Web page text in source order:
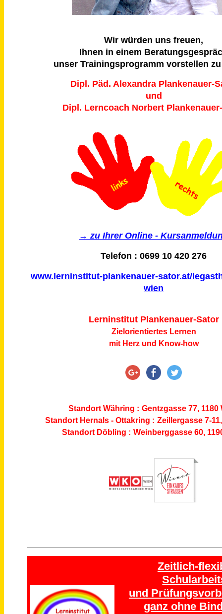
Wir würden uns freuen,
Ihnen in einem
unser Trainingsprogramm vorstellen
Dipl. Päd. Alexandra Plankenauer-
und
Dipl. Lerncoach Norbert
→ zu Ihrer Online -
Telefon : 0699 10 420 276
www.lerninstitut-plankenauer-sator.at/
wien
Lerninstitut Plankenauer-Sator
Zielorientiertes Lernen
mit Herz und Know-how
Standort Währing : Gentzgasse 77, 1180
Standort Hernals - Ottakring : Zeillergasse 7-
Standort Döbling : Weinberggasse 60,
Zeitlich-
und
ganz ohne